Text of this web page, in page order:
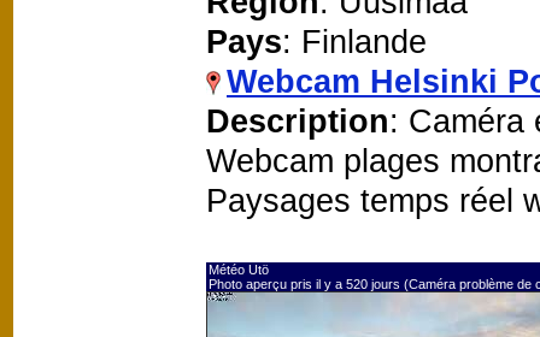
Pays: Finlande
Webcam Helsinki
Description: Caméra
Webcam plages
Paysages temps réel
Météo Utö
Photo aperçu pris il y a 520 jours (Caméra problème de